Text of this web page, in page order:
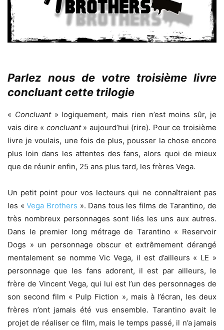
Parlez nous de votre troisième livre
concluant cette trilogie
« Concluant» logiquement, mais rien n’est moins sûr, je
vais dire « concluant» aujourd’hui (rire). Pour ce troisième
livre je voulais, une fois de plus, pousser la chose encore
plus loin dans les attentes des fans, alors quoi de mieux
que de réunir enfin, 25 ans plus tard, les frères Vega.
Un petit point pour vos lecteurs qui ne connaîtraient pas
les «Vega Brothers ». Dans tous les films de Tarantino, de
très nombreux personnages sont liés les uns aux autres.
Dans le premier long métrage de Tarantino « Reservoir
Dogs » un personnage obscur et extrêmement dérangé
mentalement se nomme Vic Vega, il est d’ailleurs « LE »
personnage que les fans adorent, il est par ailleurs, le
frère de Vincent Vega, qui lui est l’un des personnages de
son second film « Pulp Fiction », mais à l’écran, les deux
frères n’ont jamais été vus ensemble. Tarantino avait le
projet de réaliser ce film, mais le temps passé, il n’a jamais